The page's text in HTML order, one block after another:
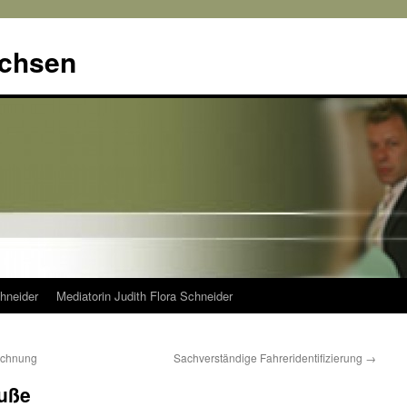
Mediatorin Judith Flora Schneider
Sachverständige Fahreridentifizierung →